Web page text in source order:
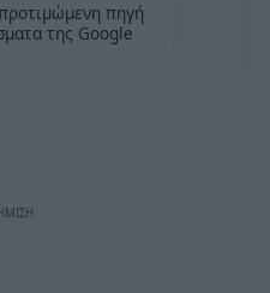
πηγή
της Google